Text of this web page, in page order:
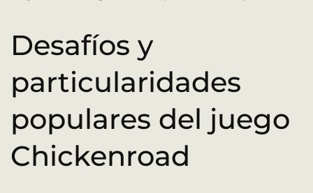
Desafíos y
particularidades
populares del juego
Chickenroad